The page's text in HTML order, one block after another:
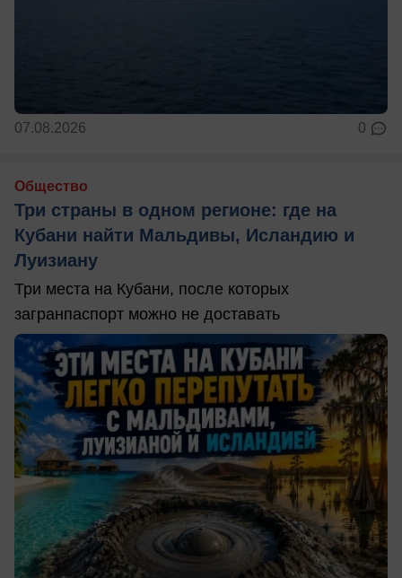
07.08.2026 0
Общество
Три страны в одном регионе: где на
Кубани найти Мальдивы, Исландию и
Луизиану
Три места на Кубани, после которых
загранпаспорт можно не доставать